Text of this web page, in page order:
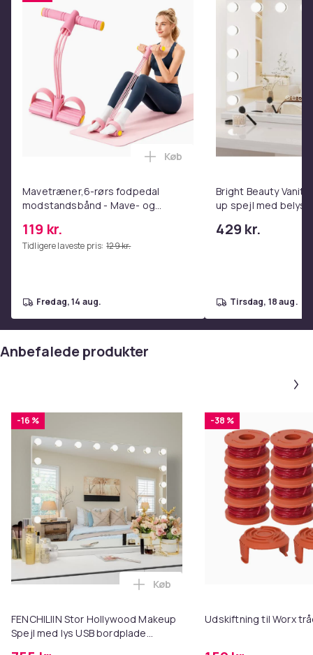
Producent betegnelse
: 5555000134
: 105 mm
: hvid, orange
9f6cde24-85bb-4fcc-9160-3e474c44e103
Produktsikkerhedsinformation
Mavetræner,6-rørs fodpedal
modstandsbånd - Mave- og
hjemmetræningscenter Pink
119 kr.
Tidligere laveste pris: 129 kr.
Læg Mavetræner,6-rørs
Køb
fredag, 14 aug.
Bright Beauty Vanity
up spejl med
- dæmpbar med tre
429 kr.
tirsdag, 18 aug.
Anbefalede produkter
-16 %
FENCHILIIN Stor Hollywood Makeup
Spejl med lys USB bordplade
Læg FENCHILIIN Stor
Køb
-38 %
Udskiftning til Worx